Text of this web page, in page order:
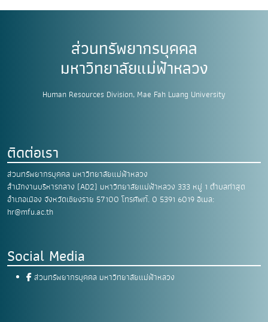
ส่วนทรัพยากรบุคคล
มหาวิทยาลัยแม่ฟ้าหลวง
Human Resources Division, Mae Fah Luang University
ติดต่อเรา
ส่วนทรัพยากรบุคคล มหาวิทยาลัยแม่ฟ้าหลวง
สำนักงานบริหารกลาง (AD2) มหาวิทยาลัยแม่ฟ้าหลวง 333 หมู่ 1 ตำบลท่าสุด
อำเภอเมือง จังหวัดเชียงราย 57100 โทรศัพท์. 0 5391 6019อีเมล:
hr@mfu.ac.th
Social Media
ส่วนทรัพยากรบุคคล มหาวิทยาลัยแม่ฟ้าหลวง